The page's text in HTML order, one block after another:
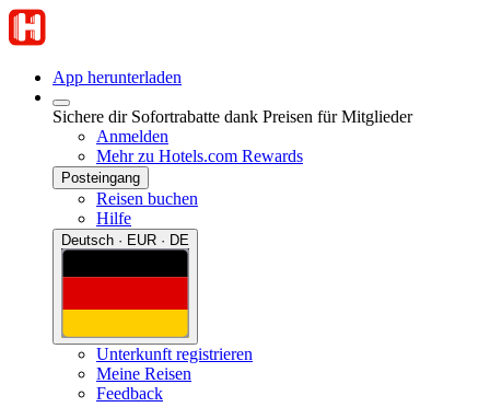
App herunterladen
Sichere dir Sofortrabatte dank Preisen für Mitglieder
Anmelden
Mehr zu Hotels.com Rewards
Posteingang
Reisen buchen
Hilfe
Deutsch · EUR · DE
Unterkunft registrieren
Meine Reisen
Feedback